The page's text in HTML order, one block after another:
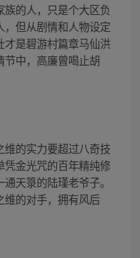
的人，只是个大区负
但从剧情和人物设定
才是碧游村篇章马仙洪
中，高廉曾喝止胡
维的实力要超过八奇技
凭金光咒的百年精纯修
天箓的陆瑾老爷子。
维的对手，拥有风后